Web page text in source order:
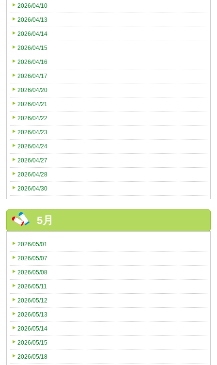
2026/04/10
2026/04/13
2026/04/14
2026/04/15
2026/04/16
2026/04/17
2026/04/20
2026/04/21
2026/04/22
2026/04/23
2026/04/24
2026/04/27
2026/04/28
2026/04/30
5月
2026/05/01
2026/05/07
2026/05/08
2026/05/11
2026/05/12
2026/05/13
2026/05/14
2026/05/15
2026/05/18